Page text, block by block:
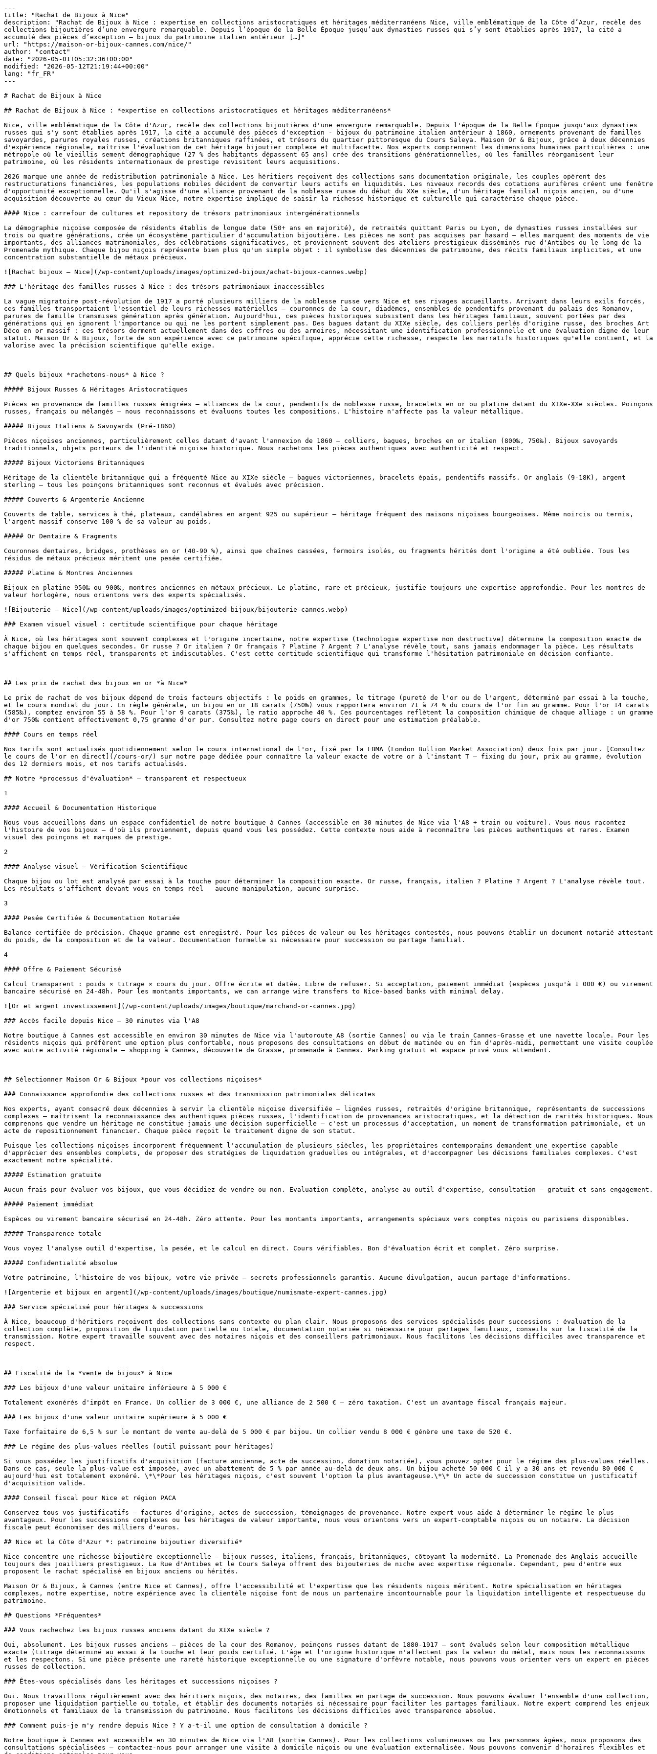
---
title: "Rachat de Bijoux à Nice"
description: "Rachat de Bijoux à Nice : expertise en collections aristocratiques et héritages méditerranéens Nice, ville emblématique de la Côte d’Azur, recèle des collections bijoutières d’une envergure remarquable. Depuis l’époque de la Belle Époque jusqu’aux dynasties russes qui s’y sont établies après 1917, la cité a accumulé des pièces d’exception – bijoux du patrimoine italien antérieur […]"
url: "https://maison-or-bijoux-cannes.com/nice/"
author: "contact"
date: "2026-05-01T05:32:36+00:00"
modified: "2026-05-12T21:19:44+00:00"
lang: "fr_FR"
---

# Rachat de Bijoux à Nice

## Rachat de Bijoux à Nice : *expertise en collections aristocratiques et héritages méditerranéens*

Nice, ville emblématique de la Côte d'Azur, recèle des collections bijoutières d'une envergure remarquable. Depuis l'époque de la Belle Époque jusqu'aux dynasties russes qui s'y sont établies après 1917, la cité a accumulé des pièces d'exception - bijoux du patrimoine italien antérieur à 1860, ornements provenant de familles savoyardes, parures royales russes, créations britanniques raffinées, et trésors du quartier pittoresque du Cours Saleya. Maison Or & Bijoux, grâce à deux décennies d'expérience régionale, maîtrise l'évaluation de cet héritage bijoutier complexe et multifacette. Nos experts comprennent les dimensions humaines particulières : une métropole où le vieillis sement démographique (27 % des habitants dépassent 65 ans) crée des transitions générationnelles, où les familles réorganisent leur patrimoine, où les résidents internationaux de prestige revisitent leurs acquisitions.

2026 marque une année de redistribution patrimoniale à Nice. Les héritiers reçoivent des collections sans documentation originale, les couples opèrent des restructurations financières, les populations mobiles décident de convertir leurs actifs en liquidités. Les niveaux records des cotations aurifères créent une fenêtre d'opportunité exceptionnelle. Qu'il s'agisse d'une alliance provenant de la noblesse russe du début du XXe siècle, d'un héritage familial niçois ancien, ou d'une acquisition découverte au cœur du Vieux Nice, notre expertise implique de saisir la richesse historique et culturelle qui caractérise chaque pièce.

#### Nice : carrefour de cultures et repository de trésors patrimoniaux intergénérationnels

La démographie niçoise composée de résidents établis de longue date (50+ ans en majorité), de retraités quittant Paris ou Lyon, de dynasties russes installées sur trois ou quatre générations, crée un écosystème particulier d'accumulation bijoutière. Les pièces ne sont pas acquises par hasard — elles marquent des moments de vie importants, des alliances matrimoniales, des célébrations significatives, et proviennent souvent des ateliers prestigieux disséminés rue d'Antibes ou le long de la Promenade mythique. Chaque bijou niçois représente bien plus qu'un simple objet : il symbolise des décennies de patrimoine, des récits familiaux implicites, et une concentration substantielle de métaux précieux.

![Rachat bijoux — Nice](/wp-content/uploads/images/optimized-bijoux/achat-bijoux-cannes.webp)

### L'héritage des familles russes à Nice : des trésors patrimoniaux inaccessibles

La vague migratoire post-révolution de 1917 a porté plusieurs milliers de la noblesse russe vers Nice et ses rivages accueillants. Arrivant dans leurs exils forcés, ces familles transportaient l'essentiel de leurs richesses matérielles — couronnes de la cour, diadèmes, ensembles de pendentifs provenant du palais des Romanov, parures de famille transmises génération après génération. Aujourd'hui, ces pièces historiques subsistent dans les héritages familiaux, souvent portées par des générations qui en ignorent l'importance ou qui ne les portent simplement pas. Des bagues datant du XIXe siècle, des colliers perlés d'origine russe, des broches Art Déco en or massif : ces trésors dorment actuellement dans des coffres ou des armoires, nécessitant une identification professionnelle et une évaluation digne de leur statut. Maison Or & Bijoux, forte de son expérience avec ce patrimoine spécifique, apprécie cette richesse, respecte les narratifs historiques qu'elle contient, et la valorise avec la précision scientifique qu'elle exige.

 

## Quels bijoux *rachetons-nous* à Nice ?

##### Bijoux Russes & Héritages Aristocratiques

Pièces en provenance de familles russes émigrées — alliances de la cour, pendentifs de noblesse russe, bracelets en or ou platine datant du XIXe-XXe siècles. Poinçons russes, français ou mélangés — nous reconnaissons et évaluons toutes les compositions. L'histoire n'affecte pas la valeur métallique.

##### Bijoux Italiens & Savoyards (Pré-1860)

Pièces niçoises anciennes, particulièrement celles datant d'avant l'annexion de 1860 — colliers, bagues, broches en or italien (800‰, 750‰). Bijoux savoyards traditionnels, objets porteurs de l'identité niçoise historique. Nous rachetons les pièces authentiques avec authenticité et respect.

##### Bijoux Victoriens Britanniques

Héritage de la clientèle britannique qui a fréquenté Nice au XIXe siècle — bagues victoriennes, bracelets épais, pendentifs massifs. Or anglais (9-18K), argent sterling — tous les poinçons britanniques sont reconnus et évalués avec précision.

##### Couverts & Argenterie Ancienne

Couverts de table, services à thé, plateaux, candélabres en argent 925 ou supérieur — héritage fréquent des maisons niçoises bourgeoises. Même noircis ou ternis, l'argent massif conserve 100 % de sa valeur au poids.

##### Or Dentaire & Fragments

Couronnes dentaires, bridges, prothèses en or (40-90 %), ainsi que chaînes cassées, fermoirs isolés, ou fragments hérités dont l'origine a été oubliée. Tous les résidus de métaux précieux méritent une pesée certifiée.

##### Platine & Montres Anciennes

Bijoux en platine 950‰ ou 900‰, montres anciennes en métaux précieux. Le platine, rare et précieux, justifie toujours une expertise approfondie. Pour les montres de valeur horlogère, nous orientons vers des experts spécialisés.

![Bijouterie — Nice](/wp-content/uploads/images/optimized-bijoux/bijouterie-cannes.webp)

### Examen visuel visuel : certitude scientifique pour chaque héritage

À Nice, où les héritages sont souvent complexes et l'origine incertaine, notre expertise (technologie expertise non destructive) détermine la composition exacte de chaque bijou en quelques secondes. Or russe ? Or italien ? Or français ? Platine ? Argent ? L'analyse révèle tout, sans jamais endommager la pièce. Les résultats s'affichent en temps réel, transparents et indiscutables. C'est cette certitude scientifique qui transforme l'hésitation patrimoniale en décision confiante.

 

## Les prix de rachat des bijoux en or *à Nice*

Le prix de rachat de vos bijoux dépend de trois facteurs objectifs : le poids en grammes, le titrage (pureté de l'or ou de l'argent, déterminé par essai à la touche, et le cours mondial du jour. En règle générale, un bijou en or 18 carats (750‰) vous rapportera environ 71 à 74 % du cours de l'or fin au gramme. Pour l'or 14 carats (585‰), comptez environ 55 à 58 %. Pour l'or 9 carats (375‰), le ratio approche 40 %. Ces pourcentages reflètent la composition chimique de chaque alliage : un gramme d'or 750‰ contient effectivement 0,75 gramme d'or pur. Consultez notre page cours en direct pour une estimation préalable.

#### Cours en temps réel

Nos tarifs sont actualisés quotidiennement selon le cours international de l'or, fixé par la LBMA (London Bullion Market Association) deux fois par jour. [Consultez le cours de l'or en direct](/cours-or/) sur notre page dédiée pour connaître la valeur exacte de votre or à l'instant T — fixing du jour, prix au gramme, évolution des 12 derniers mois, et nos tarifs actualisés.

## Notre *processus d'évaluation* — transparent et respectueux

1

#### Accueil & Documentation Historique

Nous vous accueillons dans un espace confidentiel de notre boutique à Cannes (accessible en 30 minutes de Nice via l'A8 + train ou voiture). Vous nous racontez l'histoire de vos bijoux — d'où ils proviennent, depuis quand vous les possédez. Cette contexte nous aide à reconnaître les pièces authentiques et rares. Examen visuel des poinçons et marques de prestige.

2

#### Analyse visuel — Vérification Scientifique

Chaque bijou ou lot est analysé par essai à la touche pour déterminer la composition exacte. Or russe, français, italien ? Platine ? Argent ? L'analyse révèle tout. Les résultats s'affichent devant vous en temps réel — aucune manipulation, aucune surprise.

3

#### Pesée Certifiée & Documentation Notariée

Balance certifiée de précision. Chaque gramme est enregistré. Pour les pièces de valeur ou les héritages contestés, nous pouvons établir un document notarié attestant du poids, de la composition et de la valeur. Documentation formelle si nécessaire pour succession ou partage familial.

4

#### Offre & Paiement Sécurisé

Calcul transparent : poids × titrage × cours du jour. Offre écrite et datée. Libre de refuser. Si acceptation, paiement immédiat (espèces jusqu'à 1 000 €) ou virement bancaire sécurisé en 24-48h. Pour les montants importants, we can arrange wire transfers to Nice-based banks with minimal delay.

![Or et argent investissement](/wp-content/uploads/images/boutique/marchand-or-cannes.jpg)

### Accès facile depuis Nice — 30 minutes via l'A8

Notre boutique à Cannes est accessible en environ 30 minutes de Nice via l'autoroute A8 (sortie Cannes) ou via le train Cannes-Grasse et une navette locale. Pour les résidents niçois qui préfèrent une option plus confortable, nous proposons des consultations en début de matinée ou en fin d'après-midi, permettant une visite couplée avec autre activité régionale — shopping à Cannes, découverte de Grasse, promenade à Cannes. Parking gratuit et espace privé vous attendent.

 

## Sélectionner Maison Or & Bijoux *pour vos collections niçoises*

### Connaissance approfondie des collections russes et des transm